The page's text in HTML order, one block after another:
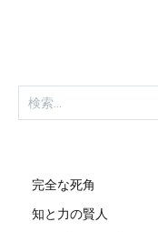
検
索:
完全な死角
知と力の賢人